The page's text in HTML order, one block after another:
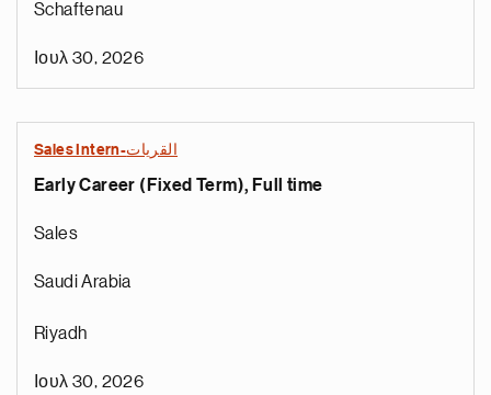
Schaftenau
Ιουλ 30, 2026
Sales Intern-القريات
Early Career (Fixed Term), Full time
Sales
Saudi Arabia
Riyadh
Ιουλ 30, 2026